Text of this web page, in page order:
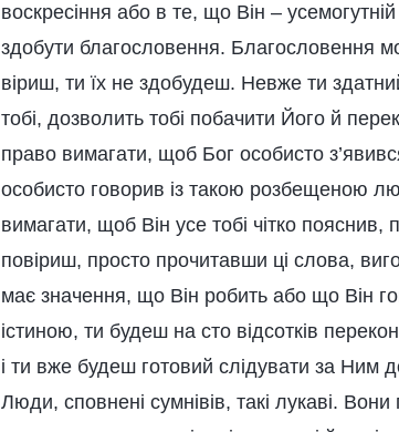
воскресіння або в те, що Він –
здобути благословення. Благословення
віриш, ти їх не здобудеш. Невже ти
тобі, дозволить тобі побачити Його й
право вимагати, щоб Бог особисто
особисто говорив із такою розбещеною
вимагати, щоб Він усе тобі чітко
повіриш, просто прочитавши ці слова,
має значення, що Він робить або що Він
істиною, ти будеш на сто відсотків
і ти вже будеш готовий слідувати за Ним
Люди, сповнені сумнівів, такі лукаві.